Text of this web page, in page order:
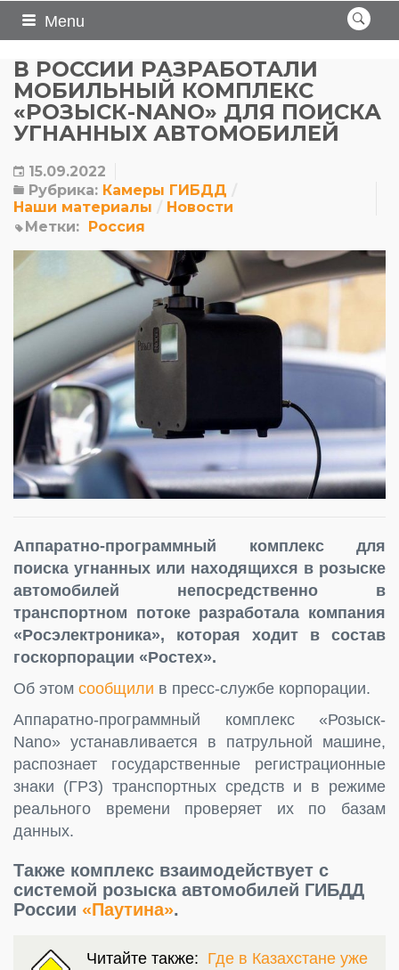
Menu
В РОССИИ РАЗРАБОТАЛИ
МОБИЛЬНЫЙ КОМПЛЕКС
«РОЗЫСК-NANO» ДЛЯ ПОИСКА
УГНАННЫХ АВТОМОБИЛЕЙ
15.09.2022
Рубрика: Камеры ГИБДД
Наши материалы
Новости
Метки: Россия
Аппаратно-программный комплекс для
поиска угнанных или находящихся в розыске
автомобилей непосредственно в
транспортном потоке разработала компания
«Росэлектроника», которая ходит в состав
госкорпорации «Ростех».
Об этом сообщили в пресс-службе корпорации.
Аппаратно-программный комплекс «Розыск-
Nano» устанавливается в патрульной машине,
распознает государственные регистрационные
знаки (ГРЗ) транспортных средств и в режиме
реального времени проверяет их по базам
данных.
Также комплекс взаимодействует с
системой розыска автомобилей ГИБДД
России «Паутина».
Читайте также: Где в Казахстане уже